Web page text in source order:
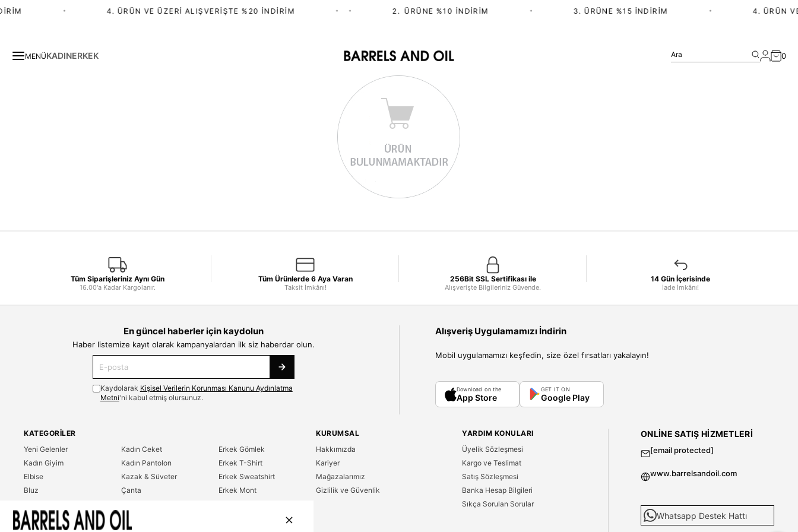
4. ÜRÜN VE ÜZERI ALIŞVERIŞTE %20 İNDIRIM 2.⁠ ⁠ÜRÜNE %10 İNDIRIM 3. ÜRÜNE %15 İNDIRIM 4. ÜRÜN
MENÜKADINERKEK Ara 0
Tüm Siparişleriniz Aynı Gün
16.00'a Kadar Kargolanır.
Tüm Ürünlerde 6 Aya Varan
Taksit İmkânı!
256Bit SSL Sertifikası ile
Alışverişte Bilgileriniz Güvende.
14 Gün İçerisinde
İade İmkânı!
En güncel haberler için kaydolun
Haber listemize kayıt olarak kampanyalardan ilk siz haberdar olun.
Kaydolarak Kişisel Verilerin Korunması Kanunu Aydınlatma
Metni'ni kabul etmiş olursunuz.
Alışveriş Uygulamamızı İndirin
Mobil uygulamamızı keşfedin, size özel fırsatları yakalayın!
Download on the
App Store
GET IT ON
Google Play
KATEGORILER
Yeni Gelenler
Kadın Giyim
Elbise
Bluz
T-Shirt
Kadın Ceket
Kadın Pantolon
Kazak & Süveter
Çanta
Erkek Gömlek
Erkek T-Shirt
Erkek Sweatshirt
Erkek Mont
KURUMSAL
Hakkımızda
Kariyer
Mağazalarımız
Gizlilik ve Güvenlik
YARDIM KONULARI
Üyelik Sözleşmesi
Kargo ve Teslimat
Satış Sözleşmesi
Banka Hesap Bilgileri
Sıkça Sorulan Sorular
ONLINE SATIŞ HIZMETLERI
[email protected]
www.barrelsandoil.com
Whatsapp Destek Hattı